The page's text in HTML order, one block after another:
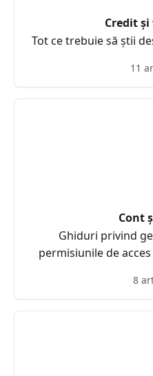
Credit
Tot ce trebuie să știi
11
Cont
Ghiduri privind
permisiunile de
8